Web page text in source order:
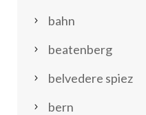
bahn
beatenberg
belvedere spiez
bern